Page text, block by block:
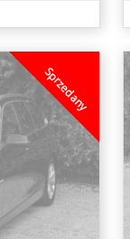
Sprzedany